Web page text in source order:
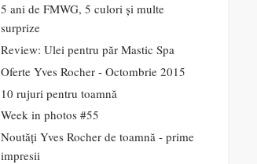
5 ani de FMWG, 5 culori și multe
surprize
Review: Ulei pentru păr Mastic Spa
Oferte Yves Rocher - Octombrie 2015
10 rujuri pentru toamnă
Week in photos #55
Noutăți Yves Rocher de toamnă - prime
impresii